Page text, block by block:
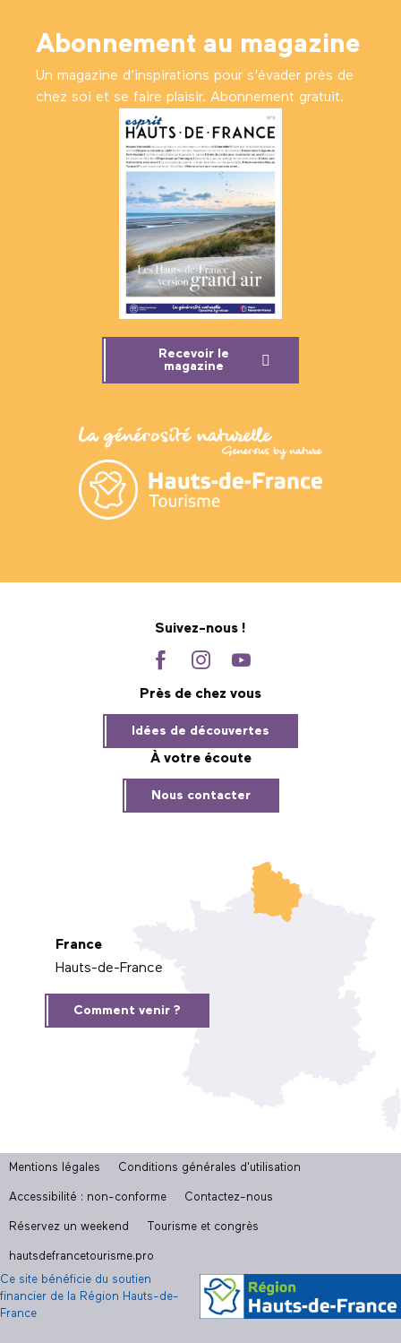
Abonnement au magazine
Un magazine d’inspirations pour s'évader près de
chez soi et se faire plaisir. Abonnement gratuit.
Recevoir le
magazine
Suivez-nous !
Près de chez vous
Idées de découvertes
À votre écoute
Nous contacter
France
Hauts-de-France
Comment venir ?
Mentions légales Conditions générales d'utilisation
Accessibilité : non-conforme Contactez-nous
Réservez un weekend Tourisme et congrès
hautsdefrancetourisme.pro
Ce site bénéficie du soutien
financier de la Région Hauts-de-
France